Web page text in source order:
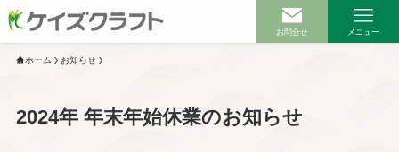
お問合せ メニュー
ホーム お知らせ
2024年 年末年始休業のお知らせ